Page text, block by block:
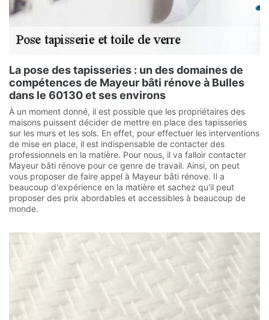
La pose des tapisseries : un des domaines de
compétences de Mayeur bâti rénove à Bulles
dans le 60130 et ses environs
À un moment donné, il est possible que les propriétaires des
maisons puissent décider de mettre en place des tapisseries
sur les murs et les sols. En effet, pour effectuer les interventions
de mise en place, il est indispensable de contacter des
professionnels en la matière. Pour nous, il va falloir contacter
Mayeur bâti rénove pour ce genre de travail. Ainsi, on peut
vous proposer de faire appel à Mayeur bâti rénove. Il a
beaucoup d'expérience en la matière et sachez qu'il peut
proposer des prix abordables et accessibles à beaucoup de
monde.